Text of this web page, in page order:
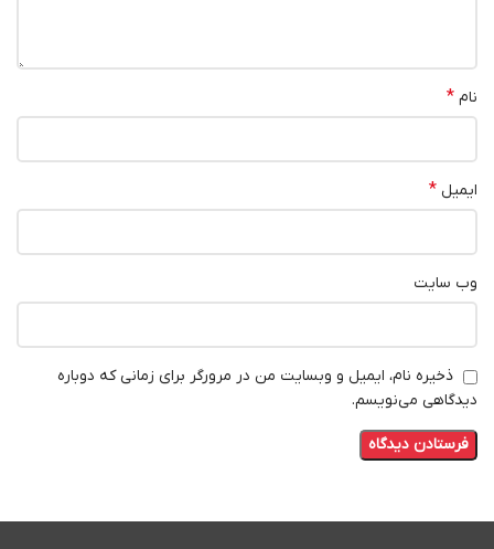
نام *
ایمیل *
وب‌ سایت
ذخیره نام، ایمیل و وبسایت من در مرورگر برای زمانی که دوباره
دیدگاهی می‌نویسم.